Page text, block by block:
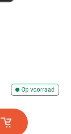
Op voorraad